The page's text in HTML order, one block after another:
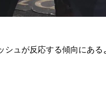
シュが反応する傾向にあ